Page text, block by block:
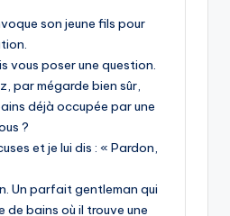
son jeune fils pour
vous poser une question.
par mégarde bien sûr,
déjà occupée par une
?
et je lui dis : « Pardon,
Un parfait gentleman qui
de bains où il trouve une